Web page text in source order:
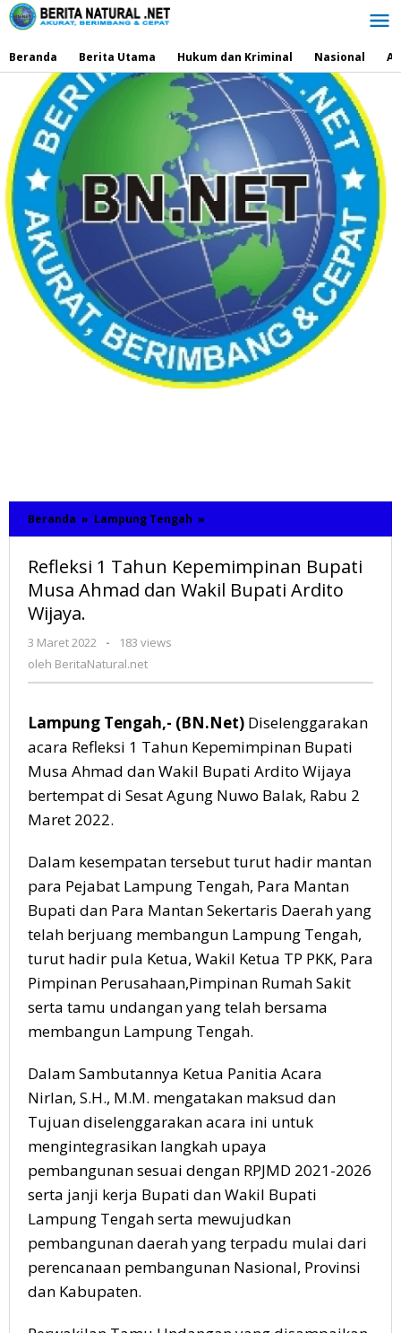
Lewati
ke
Beranda
Berita Utama Hukum dan Kriminal Nasional
Beranda » Lampung Tengah »
1
Kepemimpinan
Bupati
Musa
Ardito
Refleksi 1 Tahun Kepemimpinan Bupati
Musa Ahmad dan Wakil Bupati Ardito
Wijaya.
3 Maret 2022
oleh
BeritaNatural.net
-
183 views
oleh BeritaNatural.net
Lampung Tengah,- (BN.Net) Diselenggarakan
acara Refleksi 1 Tahun Kepemimpinan Bupati
Musa Ahmad dan Wakil Bupati Ardito Wijaya
bertempat di Sesat Agung Nuwo Balak, Rabu 2
Maret 2022.
Dalam kesempatan tersebut turut hadir mantan
para Pejabat Lampung Tengah, Para Mantan
Bupati dan Para Mantan Sekertaris Daerah yang
telah berjuang membangun Lampung Tengah,
turut hadir pula Ketua, Wakil Ketua TP PKK, Para
Pimpinan Perusahaan,Pimpinan Rumah Sakit
serta tamu undangan yang telah bersama
membangun Lampung Tengah.
Dalam Sambutannya Ketua Panitia Acara
Nirlan, S.H., M.M. mengatakan maksud dan
Tujuan diselenggarakan acara ini untuk
mengintegrasikan langkah upaya
pembangunan sesuai dengan RPJMD 2021-2026
serta janji kerja Bupati dan Wakil Bupati
Lampung Tengah serta mewujudkan
pembangunan daerah yang terpadu mulai dari
perencanaan pembangunan Nasional, Provinsi
dan Kabupaten.